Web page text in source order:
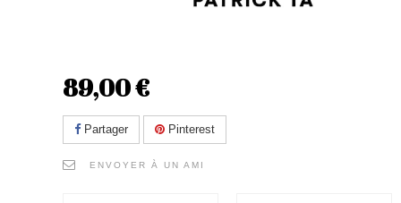
89,00 €
Partager Pinterest
ENVOYER À UN AMI